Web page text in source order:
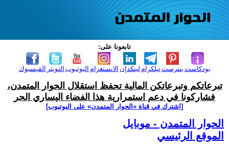
تابعونا على:
الفيسبوك التويتر اليوتيوب الانستغرام لينكدإن تيلكرامبنترست بودكاست
تبرعاتكم وتبرعاتكن المالية تحفظ استقلال الحوار المتمدن،
فشاركونا في دعم استمرارية هذا الفضاء اليساري الحر
[اشترك في قناة ‫«الحوار المتمدن» على اليوتيوب]
الحوار المتمدن - موبايل
الموقع الرئيسي